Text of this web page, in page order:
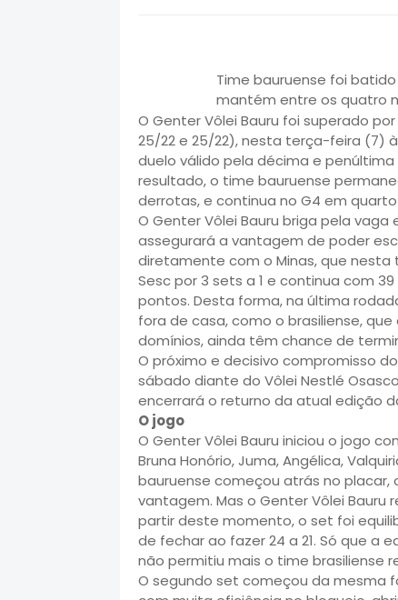
Time bauruense foi
mantém entre os quatro
O Genter Vôlei Bauru foi superado
25/22 e 25/22), nesta terça-feira (7)
duelo válido pela décima e penúltima
resultado, o time bauruense
derrotas, e continua no G4 em quarto
O Genter Vôlei Bauru briga pela
assegurará a vantagem de poder
diretamente com o Minas, que
Sesc por 3 sets a 1 e continua com
pontos. Desta forma, na última
fora de casa, como o brasiliense,
domínios, ainda têm chance de
O próximo e decisivo compromisso
sábado diante do Vôlei Nestlé
encerrará o returno da atual edição
O jogo
O Genter Vôlei Bauru iniciou o jogo
Bruna Honório, Juma, Angélica,
bauruense começou atrás no
vantagem. Mas o Genter Vôlei Bauru
partir deste momento, o set foi
de fechar ao fazer 24 a 21. Só que a
não permitiu mais o time brasiliense
O segundo set começou da mesma